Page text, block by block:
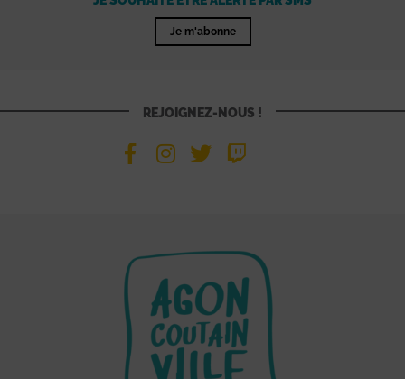
Je m'abonne
REJOIGNEZ-NOUS !